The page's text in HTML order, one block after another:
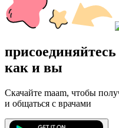
как и вы
Скачайте maam, чтобы
и общаться с врачами